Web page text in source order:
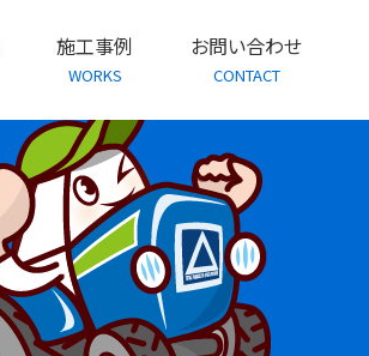
施工事例
WORKS
お問い合わせ
CONTACT